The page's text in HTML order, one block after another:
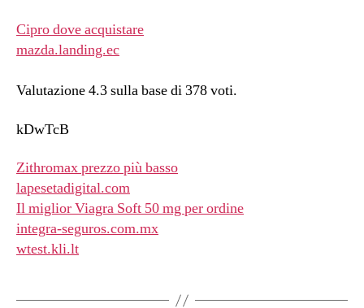
Cipro dove acquistare
mazda.landing.ec
Valutazione4.3sulla base di378voti.
kDwTcB
Zithromax prezzo più basso
lapesetadigital.com
Il miglior Viagra Soft 50 mg per ordine
integra-seguros.com.mx
wtest.kli.lt